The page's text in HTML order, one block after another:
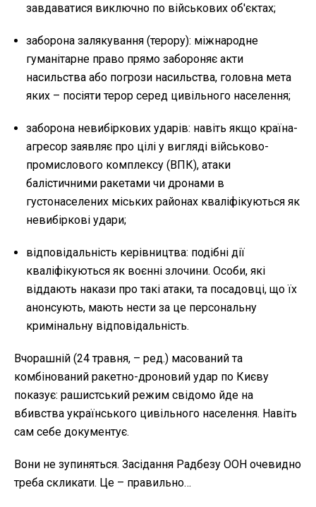
завдаватися виключно по військових об'єктах;
заборона залякування (терору): міжнародне
гуманітарне право прямо забороняє акти
насильства або погрози насильства, головна мета
яких – посіяти терор серед цивільного населення;
заборона невибіркових ударів: навіть якщо країна-
агресор заявляє про цілі у вигляді військово-
промислового комплексу (ВПК), атаки
балістичними ракетами чи дронами в
густонаселених міських районах кваліфікуються як
невибіркові удари;
відповідальність керівництва: подібні дії
кваліфікуються як воєнні злочини. Особи, які
віддають накази про такі атаки, та посадовці, що їх
анонсують, мають нести за це персональну
кримінальну відповідальність.
Вчорашній (24 травня, – ред.) масований та
комбінований ракетно-дроновий удар по Києву
показує: рашистський режим свідомо йде на
вбивства українського цивільного населення. Навіть
сам себе документує.
Вони не зупиняться. Засідання Радбезу ООН очевидно
треба скликати. Це – правильно…